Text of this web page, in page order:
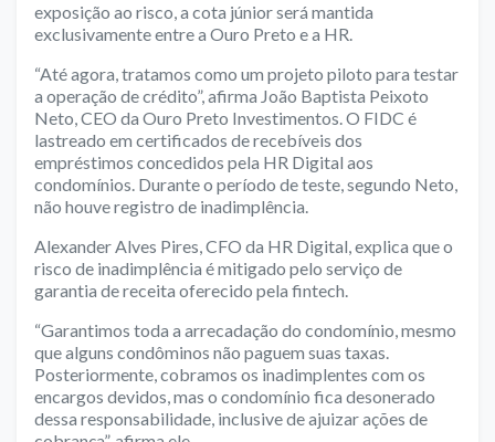
exposição ao risco, a cota júnior será mantida
exclusivamente entre a Ouro Preto e a HR.
“Até agora, tratamos como um projeto piloto para testar
a operação de crédito”, afirma João Baptista Peixoto
Neto, CEO da Ouro Preto Investimentos. O FIDC é
lastreado em certificados de recebíveis dos
empréstimos concedidos pela HR Digital aos
condomínios. Durante o período de teste, segundo Neto,
não houve registro de inadimplência.
Alexander Alves Pires, CFO da HR Digital, explica que o
risco de inadimplência é mitigado pelo serviço de
garantia de receita oferecido pela fintech.
“Garantimos toda a arrecadação do condomínio, mesmo
que alguns condôminos não paguem suas taxas.
Posteriormente, cobramos os inadimplentes com os
encargos devidos, mas o condomínio fica desonerado
dessa responsabilidade, inclusive de ajuizar ações de